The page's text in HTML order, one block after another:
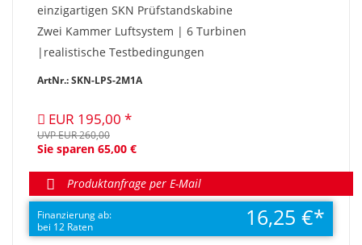
einzigartigen SKN Prüfstandskabine
Zwei Kammer Luftsystem | 6 Turbinen
|realistische Testbedingungen
ArtNr.: SKN-LPS-2M1A
EUR 195,00
UVP EUR 260,00
Sie sparen 65,00 €
Produktanfrage per E-Mail
Finanzierung ab:
bei 12 Raten
16,25 €